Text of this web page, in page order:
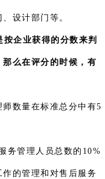
设计部门等。
企业获得的分数来判
么在评分的时候，有
数量在标准总分中有5
务管理人员总数的10%
的管理和对售后服务